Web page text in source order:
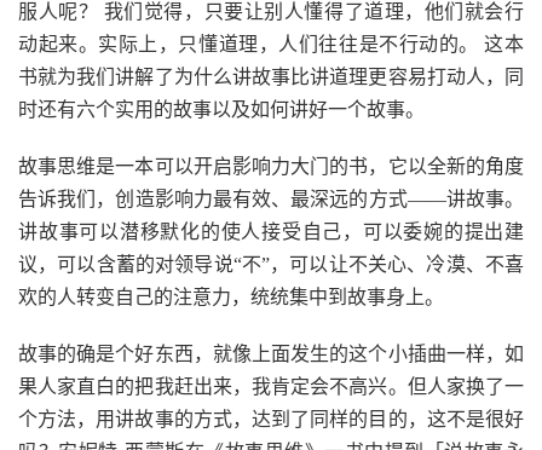
服人呢？ 我们觉得，只要让别人懂得了道理，他们就会行
动起来。实际上，只懂道理，人们往往是不行动的。 这本
书就为我们讲解了为什么讲故事比讲道理更容易打动人，同
时还有六个实用的故事以及如何讲好一个故事。
故事思维是一本可以开启影响力大门的书，它以全新的角度
告诉我们，创造影响力最有效、最深远的方式——讲故事。
讲故事可以潜移默化的使人接受自己，可以委婉的提出建
议，可以含蓄的对领导说“不”，可以让不关心、冷漠、不喜
欢的人转变自己的注意力，统统集中到故事身上。
故事的确是个好东西，就像上面发生的这个小插曲一样，如
果人家直白的把我赶出来，我肯定会不高兴。但人家换了一
个方法，用讲故事的方式，达到了同样的目的，这不是很好